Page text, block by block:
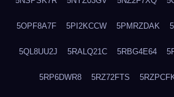
5OPF8A7F 5PI2KCCW 5PMRZDAK
5QL8UU2J 5RALQ21C 5RBG4E64
5RP6DWR8 5RZ72FTS